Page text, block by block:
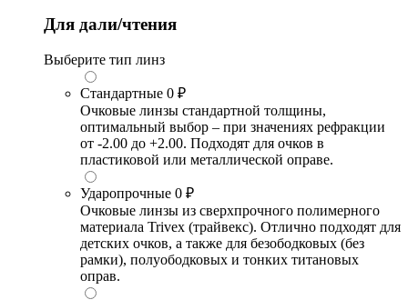
Для дали/чтения
Выберите тип линз
Стандартные 0 ₽
Очковые линзы стандартной толщины,
оптимальный выбор – при значениях рефракции
от -2.00 до +2.00. Подходят для очков в
пластиковой или металлической оправе.
Ударопрочные 0 ₽
Очковые линзы из сверхпрочного полимерного
материала Trivex (трайвекс). Отлично подходят для
детских очков, а также для безободковых (без
рамки), полуободковых и тонких титановых
оправ.